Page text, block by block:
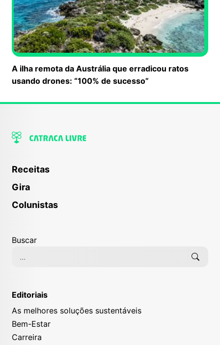
A ilha remota da Austrália que erradicou ratos
usando drones: “100% de sucesso”
Receitas
Gira
Colunistas
Buscar
Editoriais
As melhores soluções sustentáveis
Bem-Estar
Carreira